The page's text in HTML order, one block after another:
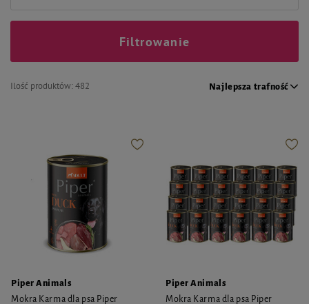
Ilość produktów:482 Najlepsza trafność
Filtrowanie
Piper Animals
Mokra Karma dla psa Piper
Piper Animals
Mokra Karma dla psa Piper